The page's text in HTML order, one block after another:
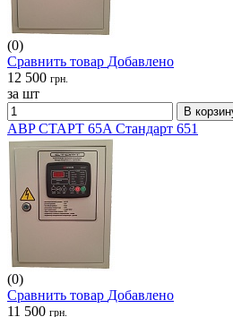
(0)
Сравнить товар Добавлено
12 500 грн.
за шт
В
ABP СТАРТ 65A Стандарт 651
(0)
Сравнить товар Добавлено
11 500 грн.